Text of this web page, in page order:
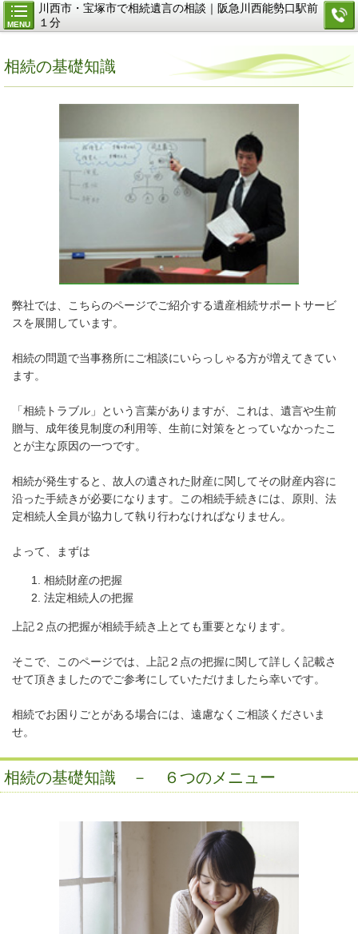
MENU
川西市・宝塚市で相続遺言の相談｜阪急川西能勢口駅前
１分
相続の基礎知識
弊社では、こちらのページでご紹介する遺産相続サポートサービ
スを展開しています。
相続の問題で当事務所にご相談にいらっしゃる方が増えてきてい
ます。
「相続トラブル」という言葉がありますが、
これは、遺言や生前
贈与、成年後見制度の利用等、生前に対策をとっていなかったこ
とが主な原因の一つです。
相続が発生すると、故人の遺された財産に関してその財産内容に
沿った手続きが必要になります。この相続手続きには、原則、法
定相続人全員が協力して執り行わなければなりません。
よって、まずは
相続財産の把握
法定相続人の把握
上記２点の把握が相続手続き上とても重要となります。
そこで、このページでは、上記２点の把握に関して詳しく記載さ
せて頂きましたのでご参考にしていただけましたら幸いです。
相続でお困りごとがある場合には、遠慮なくご相談くださいま
せ。
相続の基礎知識 － ６つのメニュー